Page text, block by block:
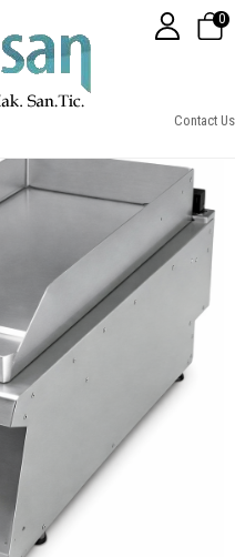
Contact Us
0